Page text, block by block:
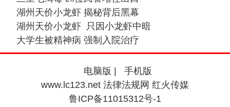
湖州天价小龙虾 揭秘背后黑幕
湖州天价小龙虾 只因小龙虾中暗
大学生被精神病 强制入院治疗
电脑版
手机版
www.lc123.net 法律法规网 红火传媒
鲁ICP备11015312号-1